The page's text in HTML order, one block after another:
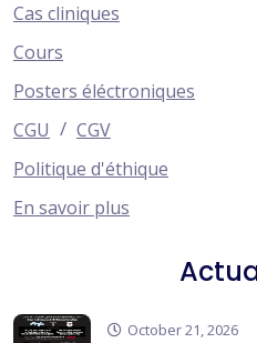
Cas cliniques
Cours
Posters éléctroniques
CGU / CGV
Politique d'éthique
En savoir plus
October 21, 2026